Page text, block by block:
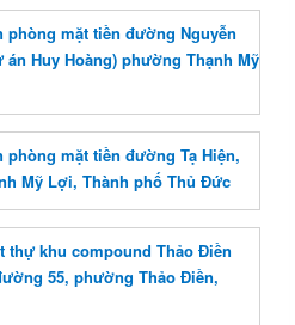
phòng mặt tiền đường Nguyễn
án Huy Hoàng) phường Thạnh Mỹ
phòng mặt tiền đường Tạ Hiện,
Mỹ Lợi, Thành phố Thủ Đức
thự khu compound Thảo Điền
55, phường Thảo Điền,